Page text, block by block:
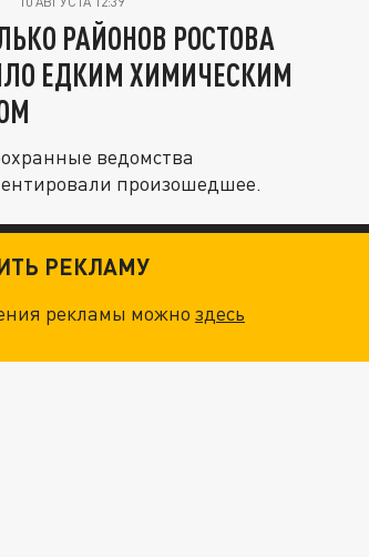
РАЙОНОВ РОСТОВА
ЕДКИМ ХИМИЧЕСКИМ
ведомства
произошедшее.
РЕКЛАМУ
рекламы можноздесь